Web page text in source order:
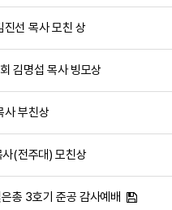
진선 목사 모친 상
김명섭 목사 빙모상
사 부친상
(전주대) 모친상
총 3호기 준공 감사예배